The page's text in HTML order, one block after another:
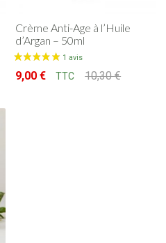
Crème Anti-Age à l’Huile
d’Argan – 50ml
10,30€
Le prix initial était : 10,30 €.
9,00€
Le prix actuel est : 9,00 €.
TTC